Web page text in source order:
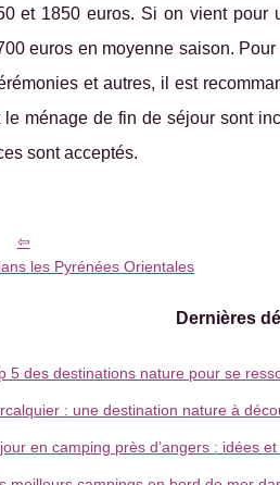
et 1850 euros. Si on vient
euros en moyenne saison.
et autres, il est
le ménage de fin de séjour sont
sont acceptés.
les Pyrénées Orientales
Dernières
5 des destinations nature pour se
: une destination nature à
en camping près d’angers : idées